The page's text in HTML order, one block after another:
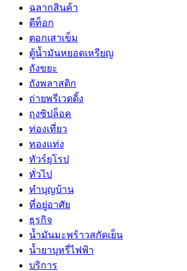
ฉลากสินค้า
ดีท็อก
ตอกเสาเข็ม
ตู้น้ำมันหยอดเหรียญ
ถังขยะ
ถังพลาสติก
ถ่ายพรีเวดดิ้ง
ถุงซิปล็อค
ท่องเที่ยว
ทองแท่ง
ทัวร์ยุโรป
ทั่วไป
ทำบุญบ้าน
ที่อยู่อาศัย
ธุรกิจ
น้ำมันมะพร้าวสกัดเย็น
น้ำยาบุหรี่ไฟฟ้า
บริการ